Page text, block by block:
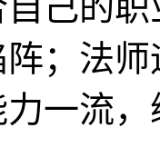
；法
一流